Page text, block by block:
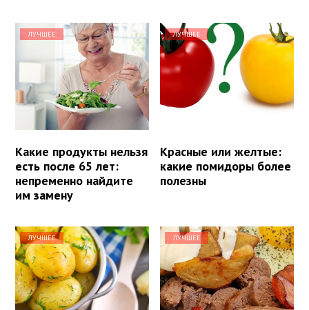
ЛУЧШЕЕ
Какие продукты нельзя
есть после 65 лет:
непременно найдите
им замену
ЛУЧШЕЕ
Красные или желтые:
какие помидоры более
полезны
ЛУЧШЕЕ ЛУЧШЕЕ